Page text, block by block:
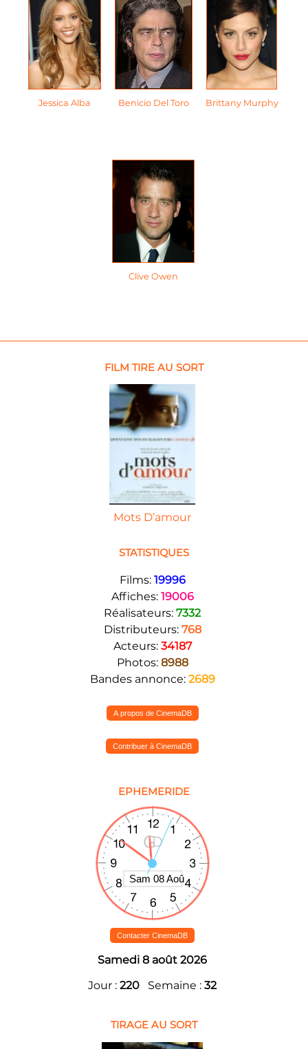
Jessica Alba Benicio Del Toro Brittany Murphy
Clive Owen
FILM TIRE AU SORT
Mots D’amour
STATISTIQUES
Films: 19996
Affiches: 19006
Réalisateurs: 7332
Distributeurs: 768
Acteurs: 34187
Photos: 8988
Bandes annonce: 2689
A propos de CinemaDB
Contribuer à CinemaDB
EPHEMERIDE
Contacter CinemaDB
Samedi 8 août 2026
Jour : 220 Semaine : 32
TIRAGE AU SORT